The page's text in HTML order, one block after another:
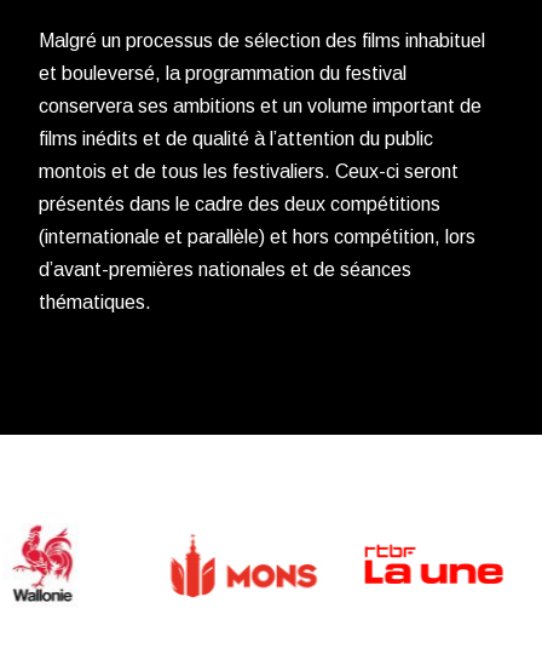
Malgré un processus de sélection des films inhabituel
et bouleversé, la programmation du festival
conservera ses ambitions et un volume important de
films inédits et de qualité à l’attention du public
montois et de tous les festivaliers. Ceux-ci seront
présentés dans le cadre des deux compétitions
(internationale et parallèle) et hors compétition, lors
d’avant-premières nationales et de séances
thématiques.